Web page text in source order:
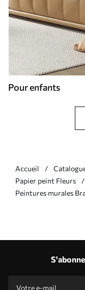
Pour enfants
Accueil
Papier peint Fleurs
Peintures murales